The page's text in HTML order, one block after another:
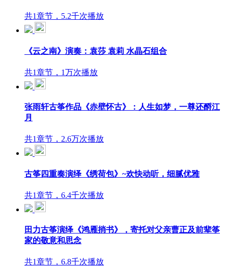
共1章节，5.2千次播放
《云之南》演奏：袁莎 袁莉 水晶石组合
共1章节，1万次播放
张雨轩古筝作品《赤壁怀古》：人生如梦，一尊还酹江
月
共1章节，2.6万次播放
古筝四重奏演绎《绣荷包》~欢快动听，细腻优雅
共1章节，6.4千次播放
田力古筝演绎《鸿雁捎书》，寄托对父亲曹正及前辈筝
家的敬意和思念
共1章节，6.8千次播放